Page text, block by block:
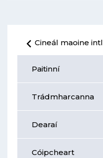
Cineál maoine
Paitinní
Trádmharcanna
Dearaí
Cóipcheart